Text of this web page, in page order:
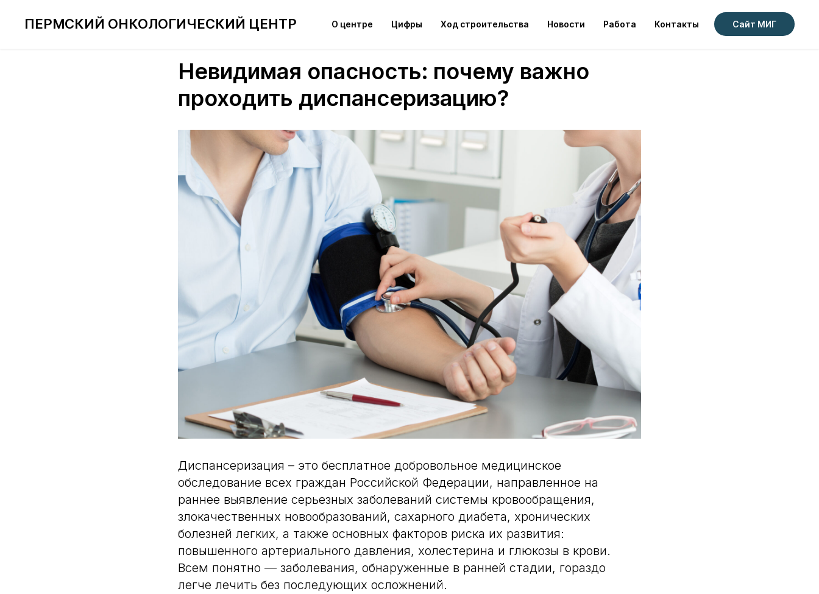
ПЕРМСКИЙ ОНКОЛОГИЧЕСКИЙ ЦЕНТР О центре Цифры Ход строительства Новости Работа Контакты Сайт МИГ
Невидимая опасность: почему важно
проходить диспансеризацию?
Диспансеризация – это бесплатное добровольное медицинское
обследование всех граждан Российской Федерации, направленное на
раннее выявление серьезных заболеваний системы кровообращения,
злокачественных новообразований, сахарного диабета, хронических
болезней легких, а также основных факторов риска их развития:
повышенного артериального давления, холестерина и глюкозы в крови.
Всем понятно — заболевания, обнаруженные в ранней стадии, гораздо
легче лечить без последующих осложнений.